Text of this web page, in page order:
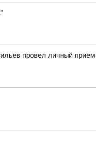
провел личный